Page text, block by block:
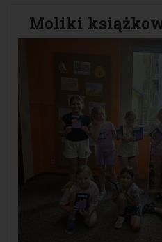
Moliki